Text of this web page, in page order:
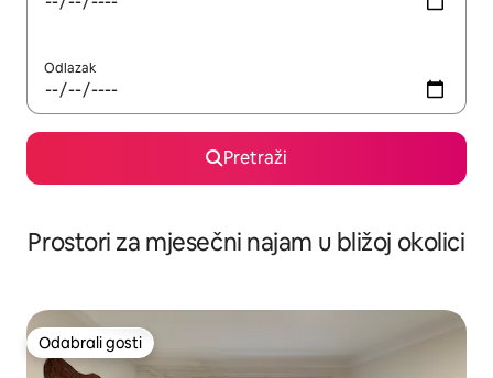
Odlazak
Pretraži
Prostori za mjesečni najam u bližoj okolici
Odabrali gosti
Odabrali gosti